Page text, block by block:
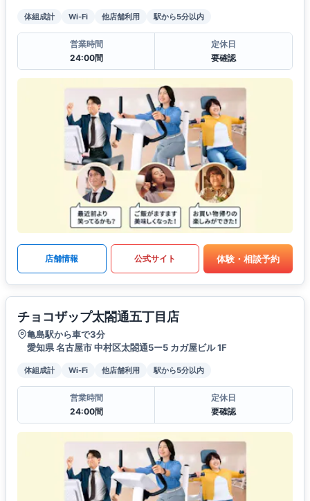
体組成計 Wi-Fi 他店舗利用 駅から5分以内
営業時間
24:00間
定休日
要確認
店舗情報 公式サイト 体験・相談予約
チョコザップ太閤通五丁目店
亀島駅から車で3分
愛知県 名古屋市 中村区太閤通5ー5 カガ屋ビル 1F
体組成計 Wi-Fi 他店舗利用 駅から5分以内
営業時間
24:00間
定休日
要確認